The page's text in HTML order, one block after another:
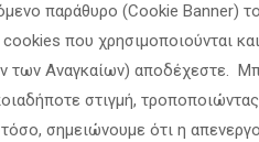
31:37 ].
το δημογραφικό [31:55].
οικογενειών
παράθυρο (Cookie Banner)
που χρησιμοποιούνται και
των Αναγκαίων) αποδέχεστε.
στιγμή, τροποποιώντας
σημειώνουμε ότι η